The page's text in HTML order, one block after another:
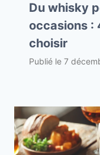
Du whisky
occasions :
choisir
Publié le 7